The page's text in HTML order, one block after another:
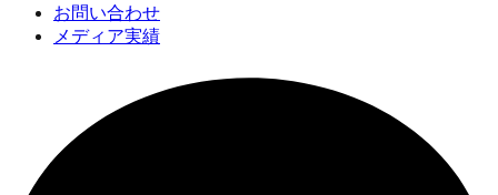
お問い合わせ
メディア実績